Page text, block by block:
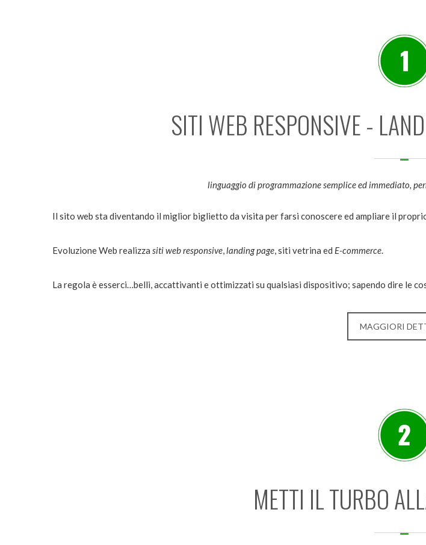
SITI WEB RESPONSIVE -
linguaggio di programmazione semplice ed immediato,
Il sito web sta diventando il miglior biglietto da visita per farsi conoscere ed ampliare il
Evoluzione Web realizza siti web responsive,landing page, siti vetrina ed E-commerce.
La regola è esserci…belli, accattivanti e ottimizzati su qualsiasi dispositivo; sapendo dire le
MAGGIORI
METTI IL TURBO